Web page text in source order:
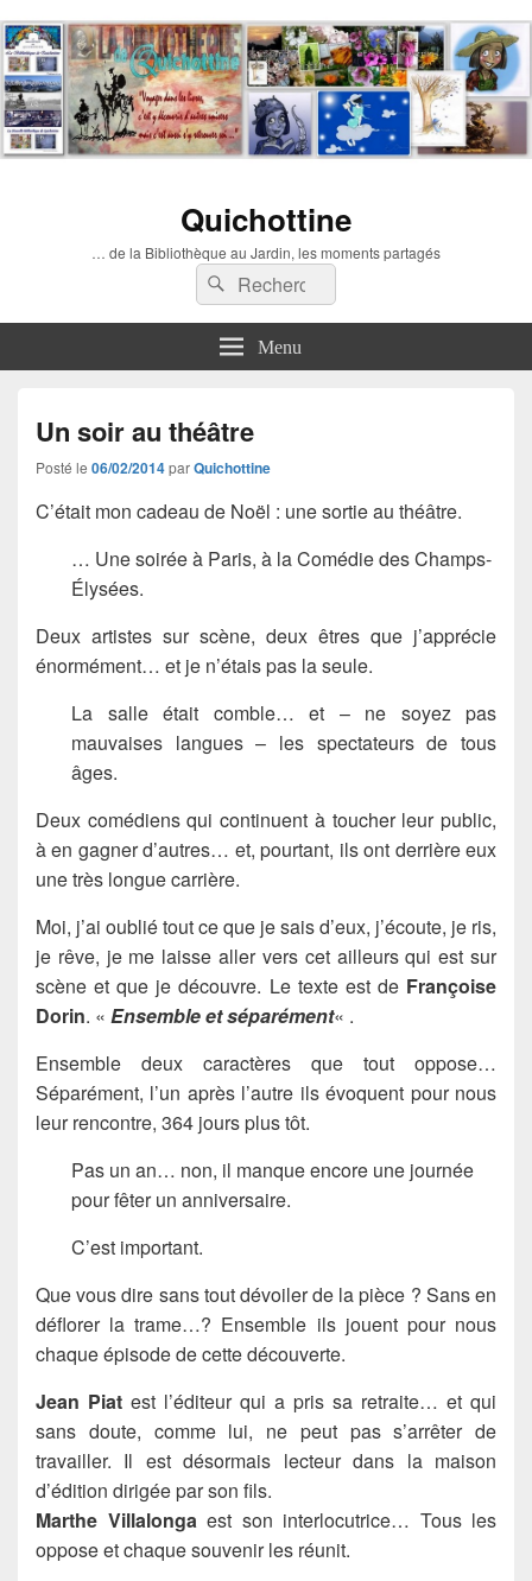
Quichottine
… de la Bibliothèque au Jardin, les moments partagés
Recherche :
Rechercher
Menu
Un soir au théâtre
Posté le 06/02/2014parQuichottine
C’était mon cadeau de Noël : une sortie au théâtre.
… Une soirée à Paris, à la Comédie des Champs-
Élysées.
Deux artistes sur scène, deux êtres que j’apprécie
énormément… et je n’étais pas la seule.
La salle était comble… et – ne soyez pas
mauvaises langues – les spectateurs de tous
âges.
Deux comédiens qui continuent à toucher leur public,
à en gagner d’autres… et, pourtant, ils ont derrière eux
une très longue carrière.
Moi, j’ai oublié tout ce que je sais d’eux, j’écoute, je ris,
je rêve, je me laisse aller vers cet ailleurs qui est sur
scène et que je découvre. Le texte est de Françoise
Dorin. « Ensemble et séparément« .
Ensemble deux caractères que tout oppose…
Séparément, l’un après l’autre ils évoquent pour nous
leur rencontre, 364 jours plus tôt.
Pas un an… non, il manque encore une journée
pour fêter un anniversaire.
C’est important.
Que vous dire sans tout dévoiler de la pièce ? Sans en
déflorer la trame…? Ensemble ils jouent pour nous
chaque épisode de cette découverte.
Jean Piat est l’éditeur qui a pris sa retraite… et qui
sans doute, comme lui, ne peut pas s’arrêter de
travailler. Il est désormais lecteur dans la maison
d’édition dirigée par son fils.
Marthe Villalonga est son interlocutrice… Tous les
oppose et chaque souvenir les réunit.